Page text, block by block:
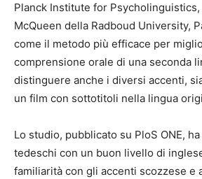
Planck Institute for Psycholinguistics,
McQueen della Radboud University,
come il metodo più efficace per
comprensione orale di una seconda
distinguere anche i diversi accenti,
un film con sottotitoli nella lingua
Lo studio, pubblicato su PloS ONE,
tedeschi con un buon livello di
familiarità con gli accenti scozzese e